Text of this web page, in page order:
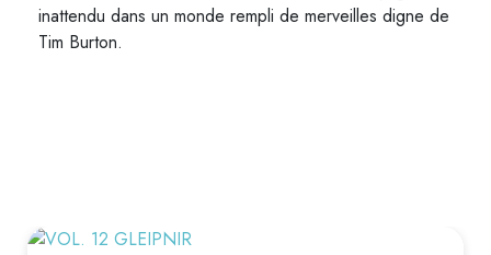
inattendu dans un monde rempli de merveilles digne de
Tim Burton.